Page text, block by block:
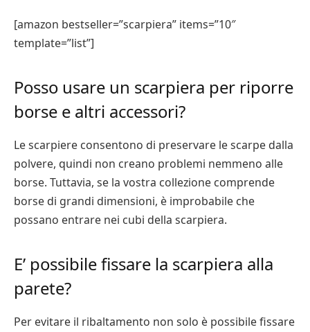
[amazon bestseller=”scarpiera” items=”10″
template=”list”]
Posso usare un scarpiera per riporre
borse e altri accessori?
Le scarpiere consentono di preservare le scarpe dalla
polvere, quindi non creano problemi nemmeno alle
borse. Tuttavia, se la vostra collezione comprende
borse di grandi dimensioni, è improbabile che
possano entrare nei cubi della scarpiera.
E’ possibile fissare la scarpiera alla
parete?
Per evitare il ribaltamento non solo è possibile fissare